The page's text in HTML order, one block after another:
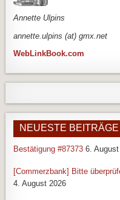
Annette Ulpins
annette.ulpins (at) gmx.net
WebLinkBook.com
NEUESTE BEITRÄGE
Bestätigung #87373 6.
[Commerzbank] Bitte
4. August 2026